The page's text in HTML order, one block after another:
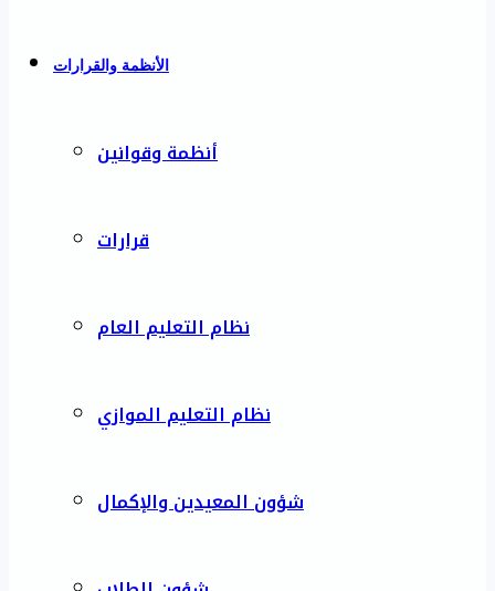
الأنظمة والقرارات
أنظمة وقوانين
قرارات
نظام التعليم العام
نظام التعليم الموازي
شؤون المعيدين والإكمال